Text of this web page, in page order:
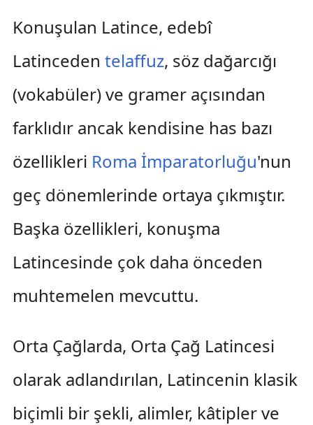
Konuşulan Latince, edebî
Latinceden telaffuz, söz dağarcığı
(vokabüler) ve gramer açısından
farklıdır ancak kendisine has bazı
özellikleri Roma İmparatorluğu'nun
geç dönemlerinde ortaya çıkmıştır.
Başka özellikleri, konuşma
Latincesinde çok daha önceden
muhtemelen mevcuttu.
Orta Çağlarda, Orta Çağ Latincesi
olarak adlandırılan, Latincenin klasik
biçimli bir şekli, alimler, kâtipler ve